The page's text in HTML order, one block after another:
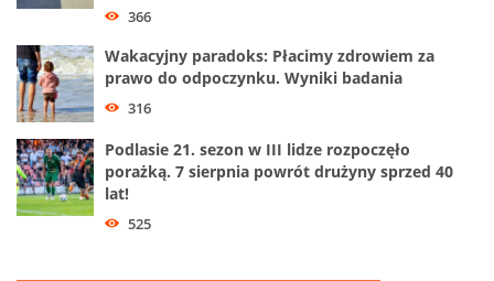
366
Wakacyjny paradoks: Płacimy zdrowiem za
prawo do odpoczynku. Wyniki badania
316
Podlasie 21. sezon w III lidze rozpoczęło
porażką. 7 sierpnia powrót drużyny sprzed 40
lat!
525